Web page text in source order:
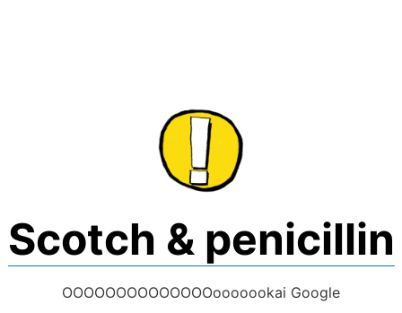
Scotch & penicillin
OOOOOOOOOOOOOOooooookai Google